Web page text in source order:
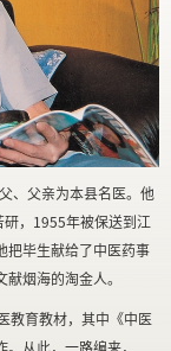
、父亲为本县名医。他
， 1955年被保送到江
把毕生献给了中医药事
烟海的淘金人。
教育教材，其中《中医
从此，一路编来，